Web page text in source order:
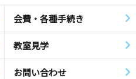
会費・各種手続き
教室見学
お問い合わせ